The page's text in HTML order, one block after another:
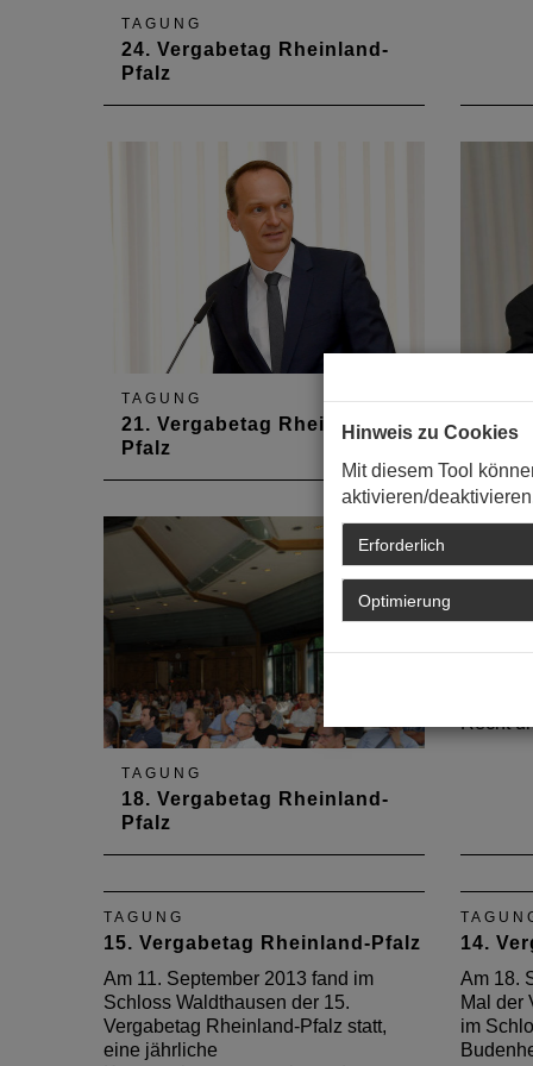
TAGUNG
24. Vergabetag Rheinland-
Pfalz
Format fand der Vergabetag 2022
wieder in Präsenz statt, erstmals
in der Ludwig-Eckes-Festhalle in
TAGUNG
21. Vergabetag Rheinland-
Pfalz
Mit 250 Teilnehmern war der
Vergabetag 2019 ein großer
Erfolg. Die Veranstaltung der
kommunalen Spitzenverbände
und der Architekten- und
Ingenieurkammer fand am 9.
September im Schloss
Waldthausen in Budenheim statt.
20.
Der
findet
TAGUNG
18. Vergabetag Rheinland-
Pfalz
18. Mal der Vergabetag
Rheinland-Pfalz stattgefunden.
17.
17.
neue
Recht
TAGUNG
15. Vergabetag Rheinland-Pfalz
Am 11. September 2013 fand im
Schloss Waldthausen der 15.
Vergabetag Rheinland-Pfalz statt,
eine jährliche
14.
Am 18.
Mal der
im
Hinweis zu Cookies
Mit diesem Tool
aktivieren/
Erforderlich
Optimierung